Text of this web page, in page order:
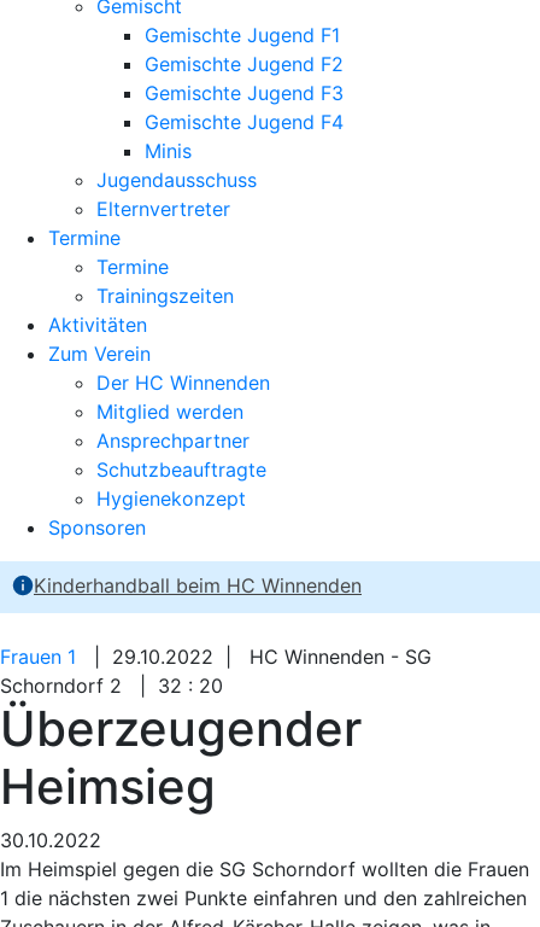
Gemischt
Gemischte Jugend F1
Gemischte Jugend F2
Gemischte Jugend F3
Gemischte Jugend F4
Minis
Jugendausschuss
Elternvertreter
Termine
Termine
Trainingszeiten
Aktivitäten
Zum Verein
Der HC Winnenden
Mitglied werden
Ansprechpartner
Schutzbeauftragte
Hygienekonzept
Sponsoren
Kinderhandball beim HC Winnenden
Frauen 1
| 29.10.2022 | HC Winnenden - SG
Schorndorf 2 | 32 : 20
Überzeugender
Heimsieg
30.10.2022
Im Heimspiel gegen die SG Schorndorf wollten die Frauen
1 die nächsten zwei Punkte einfahren und den zahlreichen